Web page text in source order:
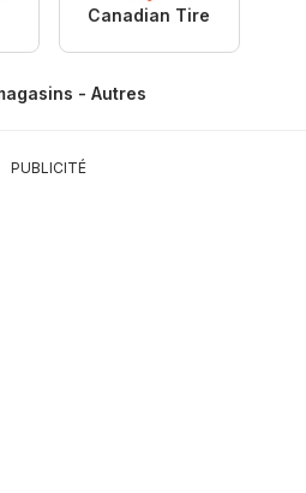
Canadian Tire
- Autres
PUBLICITÉ